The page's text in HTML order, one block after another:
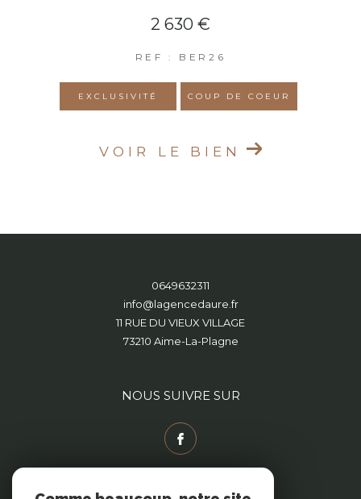
2 630 €
REF : BER26
EXCLUSIVITÉ COUP DE COEUR
VOIR LE BIEN
0649632311
info@lagencedaure.fr
11 RUE DU VIEUX VILLAGE
73210
Aime-La-Plagne
NOUS SUIVRE SUR